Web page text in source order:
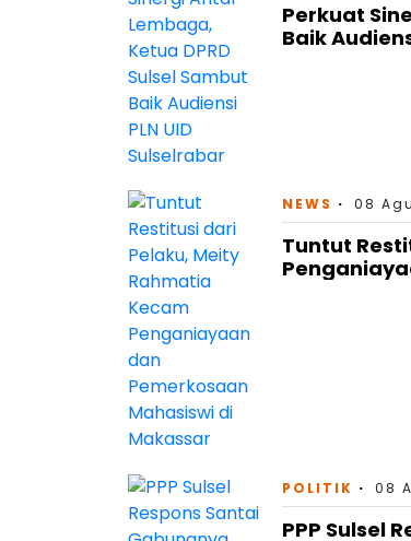
Perkuat
Baik
NEWS 08
Tuntut
POLITIK 08
PPP Sulsel